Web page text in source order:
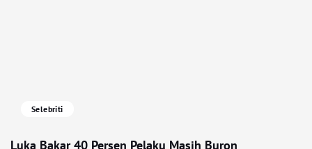
Selebriti
Luka Bakar 40 Persen Pelaku Masih Buron